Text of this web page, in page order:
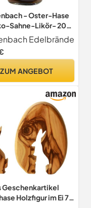
- Oster-Hase
Sahne-Likör- 200
Edelbrände
ZUM ANGEBOT
Geschenkartikel
Holzfigur im Ei 7